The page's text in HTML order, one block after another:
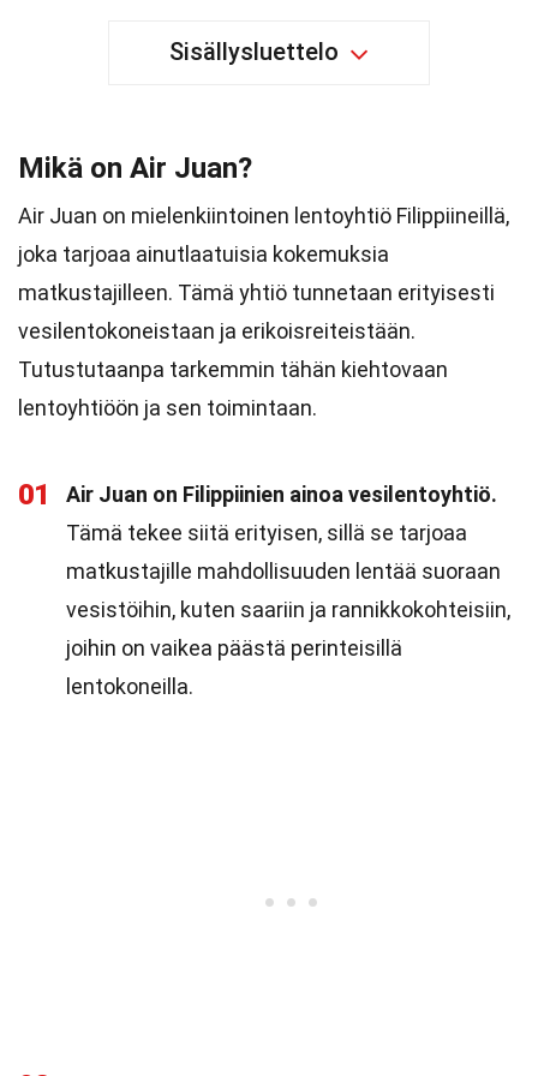
Sisällysluettelo
Mikä on Air Juan?
Air Juan on mielenkiintoinen lentoyhtiö Filippiineillä,
joka tarjoaa ainutlaatuisia kokemuksia
matkustajilleen. Tämä yhtiö tunnetaan erityisesti
vesilentokoneistaan ja erikoisreiteistään.
Tutustutaanpa tarkemmin tähän kiehtovaan
lentoyhtiöön ja sen toimintaan.
01
Air Juan on Filippiinien ainoa vesilentoyhtiö.
Tämä tekee siitä erityisen, sillä se tarjoaa
matkustajille mahdollisuuden lentää suoraan
vesistöihin, kuten saariin ja rannikkokohteisiin,
joihin on vaikea päästä perinteisillä
lentokoneilla.